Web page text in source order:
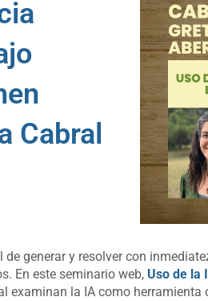
Cabral
generar y resolver con
En este seminario web, Uso de la
examinan la IA como